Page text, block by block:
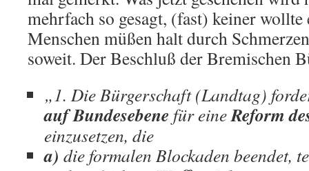
mehrfach so gesagt, (fast) keiner wollte
Menschen müßen halt durch
soweit. Der Beschluß der Bremischen
„1. Die Bürgerschaft (Landtag)
auf Bundesebene für eineReform
einzusetzen, die
a) die formalen Blockaden beendet,